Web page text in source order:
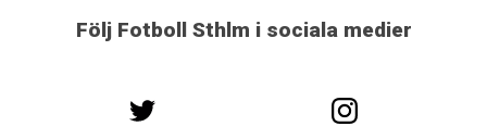
Följ Fotboll Sthlm i sociala medier